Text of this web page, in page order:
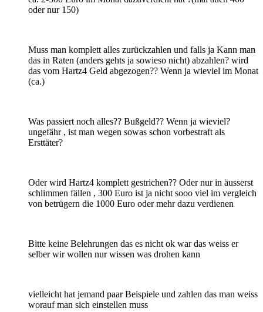
oder nur 150)
Muss man komplett alles zurückzahlen und falls ja Kann man
das in Raten (anders gehts ja sowieso nicht) abzahlen? wird
das vom Hartz4 Geld abgezogen?? Wenn ja wieviel im Monat
(ca.)
Was passiert noch alles?? Bußgeld?? Wenn ja wieviel?
ungefähr , ist man wegen sowas schon vorbestraft als
Ersttäter?
Oder wird Hartz4 komplett gestrichen?? Oder nur in äusserst
schlimmen fällen , 300 Euro ist ja nicht sooo viel im vergleich
von betrügern die 1000 Euro oder mehr dazu verdienen
Bitte keine Belehrungen das es nicht ok war das weiss er
selber wir wollen nur wissen was drohen kann
vielleicht hat jemand paar Beispiele und zahlen das man weiss
worauf man sich einstellen muss